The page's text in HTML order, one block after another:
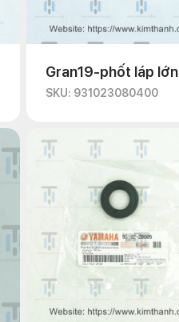
Gran19-phốt láp lớn
SKU: 931023080400